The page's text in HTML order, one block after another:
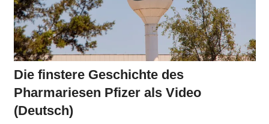
Die finstere Geschichte des
Pharmariesen Pfizer als Video
(Deutsch)